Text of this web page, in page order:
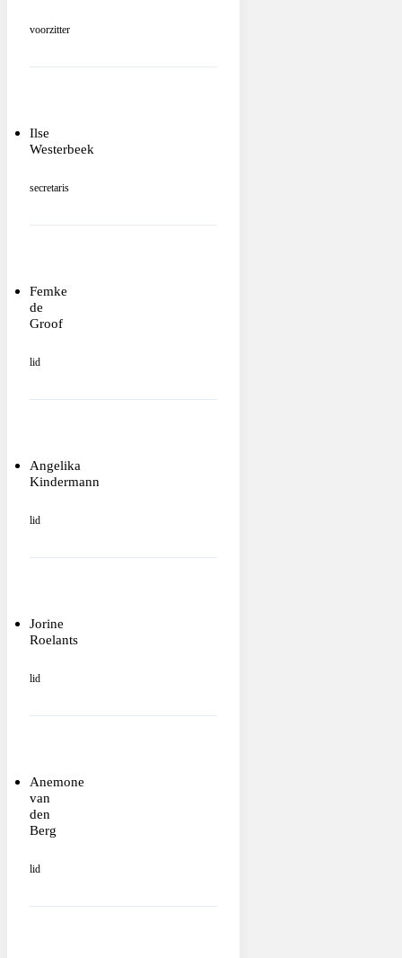
voorzitter
Ilse
Westerbeek
secretaris
Femke
de
Groof
lid
Angelika
Kindermann
lid
Jorine
Roelants
lid
Anemone
van
den
Berg
lid